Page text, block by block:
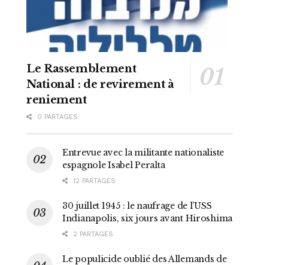
Le Rassemblement
National : de revirement à
reniement
0 PARTAGES
Entrevue avec la militante nationaliste
espagnole Isabel Peralta
12 PARTAGES
30 juillet 1945 : le naufrage de l’USS
Indianapolis, six jours avant Hiroshima
2 PARTAGES
Le populicide oublié des Allemands de